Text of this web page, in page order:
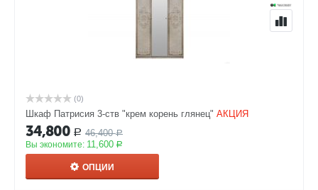
(0)
Шкаф Патрисия 3-ств "крем корень глянец" АКЦИЯ
34,800 Р 46,400 Р
Вы экономите: 11,600 Р
ОПЦИИ